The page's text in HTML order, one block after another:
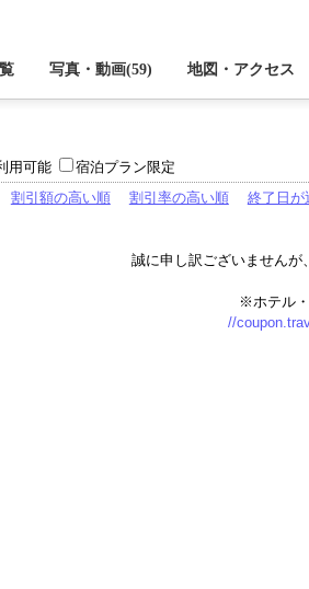
写真・動画(59) 地図・アクセス
用可能 宿泊プラン限定
割引額の高い順 割引率の高い順 終了日が
誠に申し訳ございませんが
※ホテル
//